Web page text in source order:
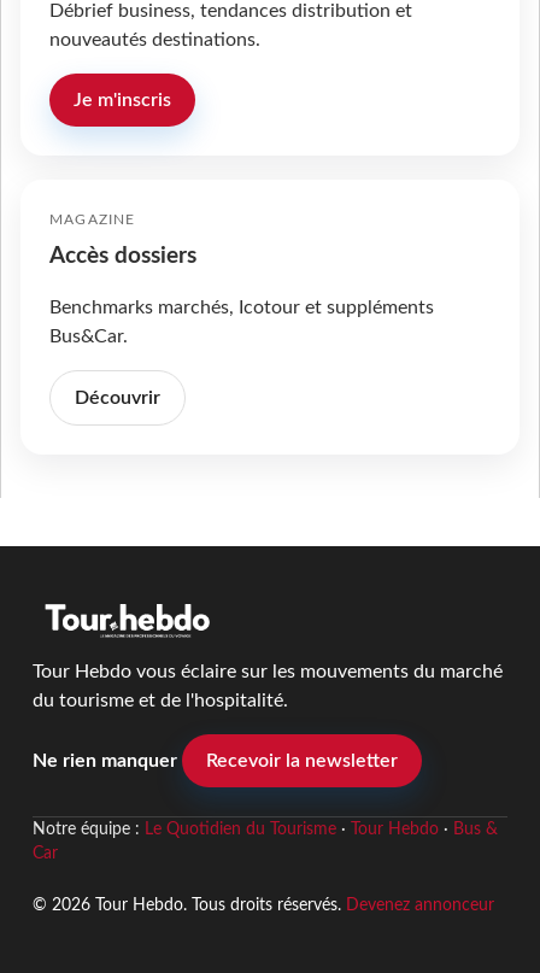
Débrief business, tendances distribution et
nouveautés destinations.
Je m'inscris
MAGAZINE
Accès dossiers
Benchmarks marchés, Icotour et suppléments
Bus&Car.
Découvrir
Tour Hebdo vous éclaire sur les mouvements du marché
du tourisme et de l'hospitalité.
Ne rien manquer Recevoir la newsletter
Notre équipe : Le Quotidien du Tourisme· Tour Hebdo· Bus &
Car
© 2026 Tour Hebdo. Tous droits réservés. Devenez annonceur